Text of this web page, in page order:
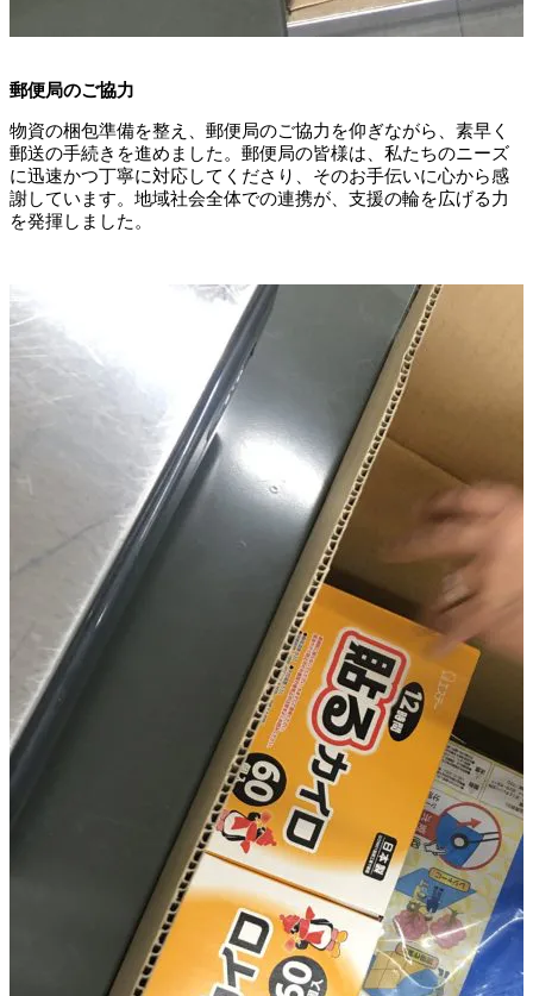
郵便局のご協力
物資の梱包準備を整え、郵便局のご協力を仰ぎながら、素早く
郵送の手続きを進めました。郵便局の皆様は、私たちのニーズ
に迅速かつ丁寧に対応してくださり、そのお手伝いに心から感
謝しています。地域社会全体での連携が、支援の輪を広げる力
を発揮しました。